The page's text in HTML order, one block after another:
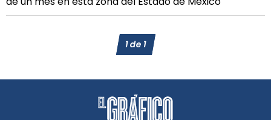
1de1